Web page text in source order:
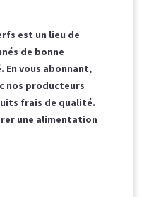
est un lieu de
de bonne
vous abonnant,
nos producteurs
frais de qualité.
une alimentation